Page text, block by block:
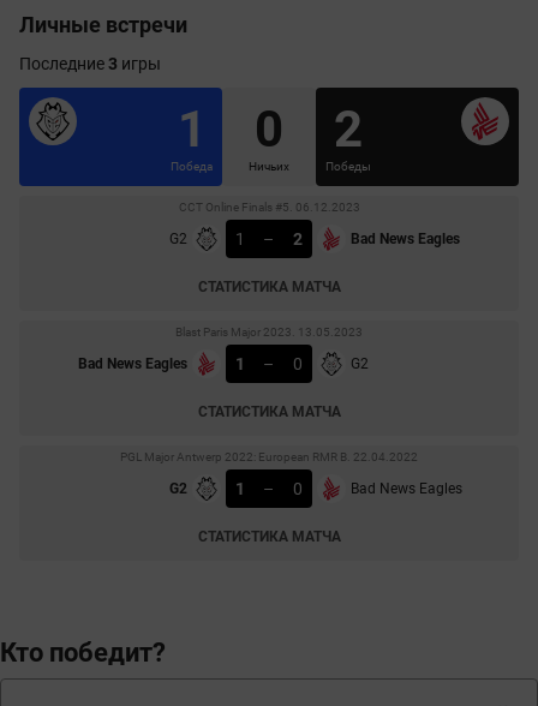
Кто победит?
Личные встречи
Последние3 игры
1
Победа
0
Ничьих
2
Победы
CCT Online Finals #5. 06.12.2023
G2 1 – 2 Bad News Eagles
СТАТИСТИКА МАТЧА
Blast Paris Major 2023. 13.05.2023
Bad News Eagles 1 – 0 G2
СТАТИСТИКА МАТЧА
PGL Major Antwerp 2022: European RMR B. 22.04.2022
G2 1 – 0 Bad News Eagles
СТАТИСТИКА МАТЧА